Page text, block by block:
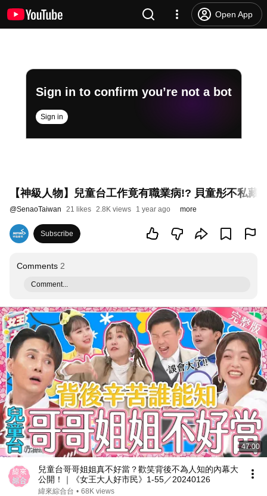
Open App
Sign in to confirm you’re not a bot
Sign in
【神級人物】兒童台工作竟有職業病!? 貝童彤不私
@SenaoTaiwan 21 likes 2.8K views 1 year ago more
Subscribe
Comments 2
Comment...
47:00
兒童台哥哥姐姐真不好當？歡笑背後不為人知的內幕大
公開！｜《女王大人好市民》1-55／20240126
緯來綜合台 • 68K views